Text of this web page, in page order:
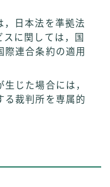
，日本法を準拠法
スに関しては，国
際連合条約の適用
じた場合には，
る裁判所を専属的